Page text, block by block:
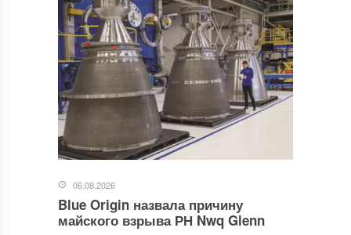
06.08.2026
Blue Origin назвала причину
майского взрыва РН Nwq Glenn